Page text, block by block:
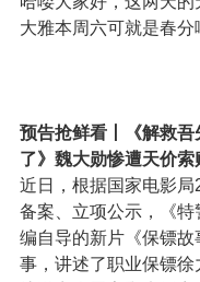
大雅本周六可就是春分
预告抢鲜看丨《解救
了》魏大勋惨遭天价索
近日，根据国家电影局
备案、立项公示，《
编自导的新片《保镖
事，讲述了职业保镖